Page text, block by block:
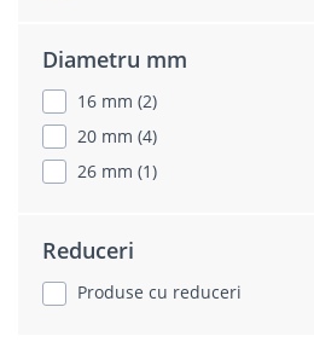
Diametru mm
16 mm (2)
20 mm (4)
26 mm (1)
Reduceri
Produse cu reduceri